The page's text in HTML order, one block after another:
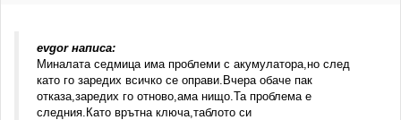
evgor написа:
Миналата седмица има проблеми с акумулатора,но след
като го заредих всичко се оправи.Вчера обаче пак
отказа,заредих го отново,ама нищо.Та проблема е
следния.Като врътна ключа,таблото си